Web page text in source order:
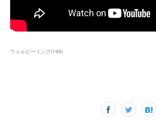
ウェルビーイング(198)